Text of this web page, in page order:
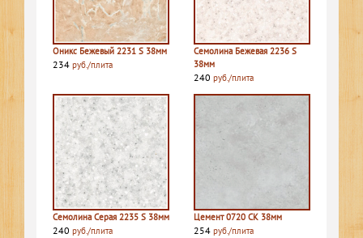
Оникс Бежевый 2231 S 38мм
234 руб./плита
Семолина Бежевая 2236 S
38мм
240 руб./плита
Семолина Серая 2235 S 38мм
240 руб./плита
Цемент 0720 СК 38мм
254 руб./плита